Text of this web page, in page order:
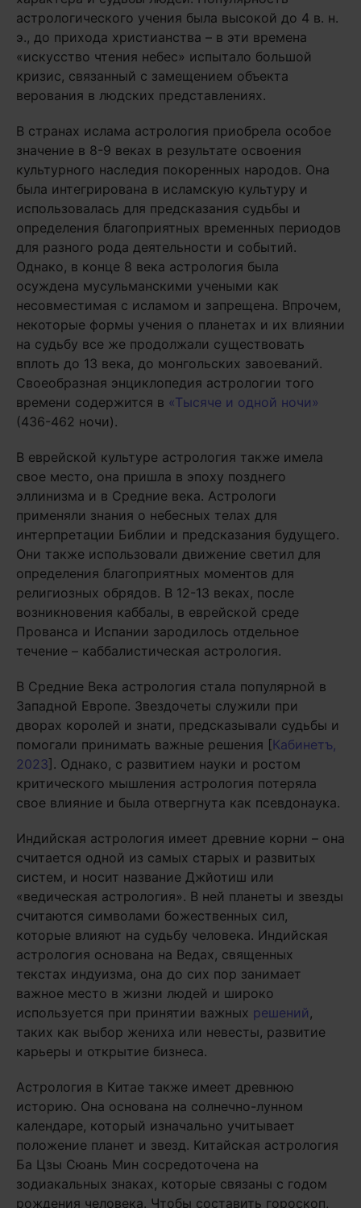
астрологического учения была высокой до 4 в. н.
э., до прихода христианства – в эти времена
«искусство чтения небес» испытало большой
кризис, связанный с замещением объекта
верования в людских представлениях.
В странах ислама астрология приобрела особое
значение в 8-9 веках в результате освоения
культурного наследия покоренных народов. Она
была интегрирована в исламскую культуру и
использовалась для предсказания судьбы и
определения благоприятных временных периодов
для разного рода деятельности и событий.
Однако, в конце 8 века астрология была
осуждена мусульманскими учеными как
несовместимая с исламом и запрещена. Впрочем,
некоторые формы учения о планетах и их влиянии
на судьбу все же продолжали существовать
вплоть до 13 века, до монгольских завоеваний.
Своеобразная энциклопедия астрологии того
времени содержится в «Тысяче и одной ночи»
(436-462 ночи).
В еврейской культуре астрология также имела
свое место, она пришла в эпоху позднего
эллинизма и в Средние века. Астрологи
применяли знания о небесных телах для
интерпретации Библии и предсказания будущего.
Они также использовали движение светил для
определения благоприятных моментов для
религиозных обрядов. В 12-13 веках, после
возникновения каббалы, в еврейской среде
Прованса и Испании зародилось отдельное
течение – каббалистическая астрология.
В Средние Века астрология стала популярной в
Западной Европе. Звездочеты служили при
дворах королей и знати, предсказывали судьбы и
помогали принимать важные решения [Кабинетъ,
2023]. Однако, с развитием науки и ростом
критического мышления астрология потеряла
свое влияние и была отвергнута как псевдонаука.
Индийская астрология имеет древние корни – она
считается одной из самых старых и развитых
систем, и носит название Джйотиш или
«ведическая астрология». В ней планеты и звезды
считаются символами божественных сил,
которые влияют на судьбу человека. Индийская
астрология основана на Ведах, священных
текстах индуизма, она до сих пор занимает
важное место в жизни людей и широко
используется при принятии важных решений ,
таких как выбор жениха или невесты, развитие
карьеры и открытие бизнеса.
Астрология в Китае также имеет древнюю
историю. Она основана на солнечно-лунном
календаре, который изначально учитывает
положение планет и звезд. Китайская астрология
Ба Цзы Сюань Мин сосредоточена на
зодиакальных знаках, которые связаны с годом
рождения человека. Чтобы составить гороскоп,